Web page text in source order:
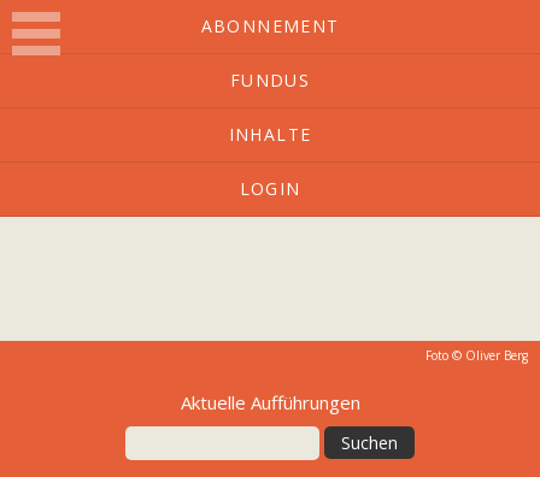
ABONNEMENT
FUNDUS
INHALTE
LOGIN
O-Ton
Kulturmagazin mit Charakter
Foto © Oliver Berg
Aktuelle Aufführungen